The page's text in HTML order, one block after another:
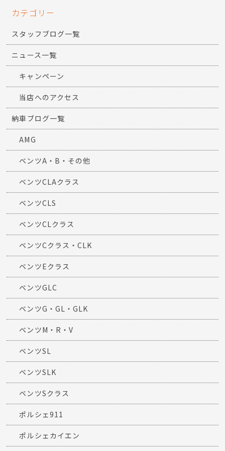
カテゴリー
スタッフブログ一覧
ニュース一覧
キャンペーン
当店へのアクセス
納車ブログ一覧
AMG
ベンツA・B・その他
ベンツCLAクラス
ベンツCLS
ベンツCLクラス
ベンツCクラス・CLK
ベンツEクラス
ベンツGLC
ベンツG・GL・GLK
ベンツM・R・V
ベンツSL
ベンツSLK
ベンツSクラス
ポルシェ911
ポルシェカイエン